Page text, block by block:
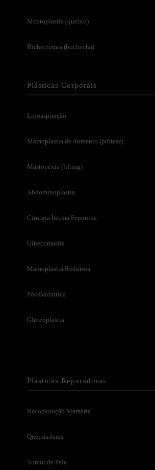
Mentoplastia (queixo)
Bichectomia (bochecha)
Plásticas Corporais
Lipoaspiração
Mamoplastia de Aumento (prótese)
Mastopexia (lifting)
Abdominoplastia
Cirurgia Íntima Feminina
Ginecomastia
Mamoplastia Redutora
Pós-Bariátrica
Gluteoplastia
Plásticas Reparadoras
Reconstrução Mamária
Queimaduras
Tumor de Pele